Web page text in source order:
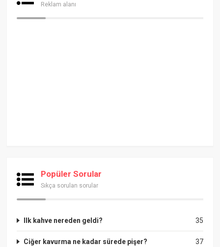
Reklam alanı
Popüler Sorular
Sıkça sorulan sorular
35
Ilk kahve nereden geldi?
37
Ciğer kavurma ne kadar sürede pişer?